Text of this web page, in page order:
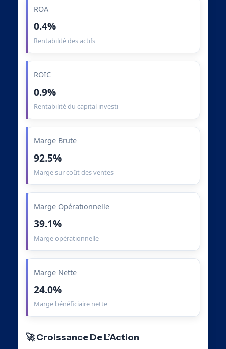
ROA
0.4%
Rentabilité des actifs
ROIC
0.9%
Rentabilité du capital investi
Marge Brute
92.5%
Marge sur coût des ventes
Marge Opérationnelle
39.1%
Marge opérationnelle
Marge Nette
24.0%
Marge bénéficiaire nette
🚀 Croissance De L’Action